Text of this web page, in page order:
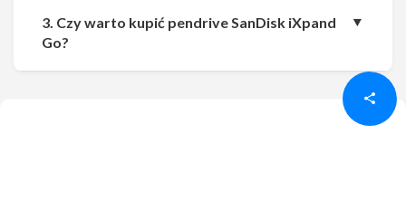
3. Czy warto kupić pendrive SanDisk iXpand
Go?